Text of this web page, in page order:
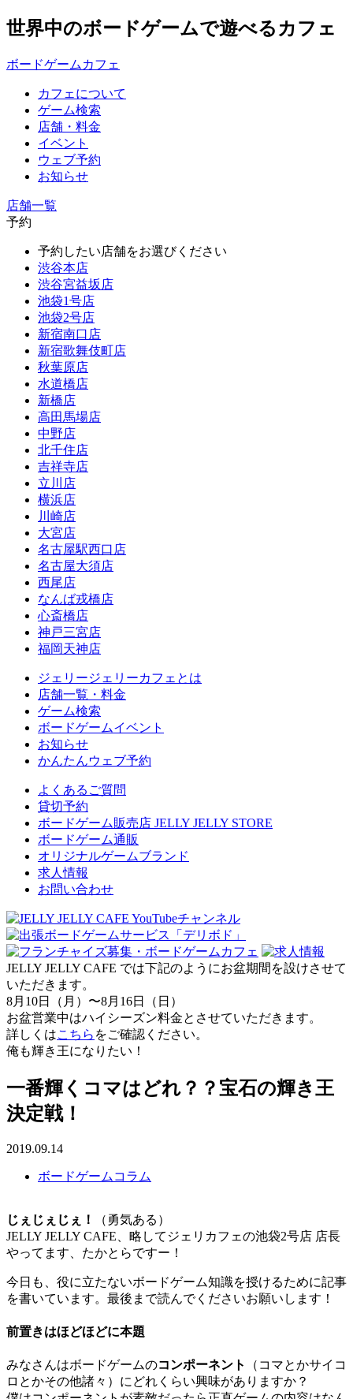
世界中のボードゲームで遊べるカフェ
ボードゲームカフェ
カフェについて
ゲーム検索
店舗・料金
イベント
ウェブ予約
お知らせ
店舗一覧
予約
予約したい店舗をお選びください
渋谷本店
渋谷宮益坂店
池袋1号店
池袋2号店
新宿南口店
新宿歌舞伎町店
秋葉原店
水道橋店
新橋店
高田馬場店
中野店
北千住店
吉祥寺店
立川店
横浜店
川崎店
大宮店
名古屋駅西口店
名古屋大須店
西尾店
なんば戎橋店
心斎橋店
神戸三宮店
福岡天神店
ジェリージェリーカフェとは
店舗一覧・料金
ゲーム検索
ボードゲームイベント
お知らせ
かんたんウェブ予約
よくあるご質問
貸切予約
ボードゲーム販売店 JELLY JELLY STORE
ボードゲーム通販
オリジナルゲームブランド
求人情報
お問い合わせ
JELLY JELLY CAFE では下記のようにお盆期間を設けさせて
いただきます。
8月10日（月）〜8月16日（日）
お盆営業中はハイシーズン料金とさせていただきます。
詳しくはこちら をご確認ください。
俺も輝き王になりたい！
一番輝くコマはどれ？？宝石の輝き王
決定戦！
2019.09.14
ボードゲームコラム
じぇじぇじぇ！
（勇気ある）
JELLY JELLY CAFE、略してジェリカフェの池袋2号店 店長
やってます、たかとらですー！
今日も、役に立たないボードゲーム知識を授けるために記事
を書いています。最後まで読んでくださいお願いします！
前置きはほどほどに本題
みなさんはボードゲームのコンポーネント
（コマとかサイコ
ロとかその他諸々）にどれくらい興味がありますか？